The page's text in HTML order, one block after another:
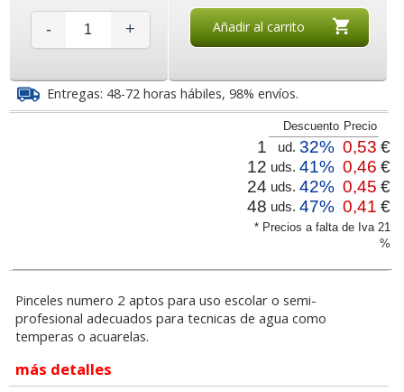
- + Añadir al carrito
Entregas: 48-72 horas hábiles, 98% envíos.
* Precios a falta de Iva 21
%
Descuento Precio
1 ud. 32% 0,53 €
12 uds. 41% 0,46 €
24 uds. 42% 0,45 €
48 uds. 47% 0,41 €
Pinceles numero 2 aptos para uso escolar o semi-
profesional adecuados para tecnicas de agua como
temperas o acuarelas.
más detalles